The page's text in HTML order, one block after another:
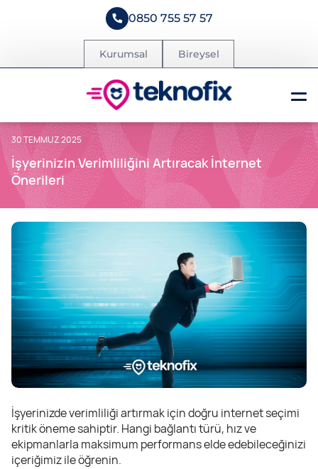
0850 755 57 57
Kurumsal Bireysel
30 TEMMUZ 2025
İşyerinizin Verimliliğini Artıracak İnternet
Önerileri
İşyerinizde verimliliği artırmak için doğru internet seçimi
kritik öneme sahiptir. Hangi bağlantı türü, hız ve
ekipmanlarla maksimum performans elde edebileceğinizi
içeriğimiz ile öğrenin.